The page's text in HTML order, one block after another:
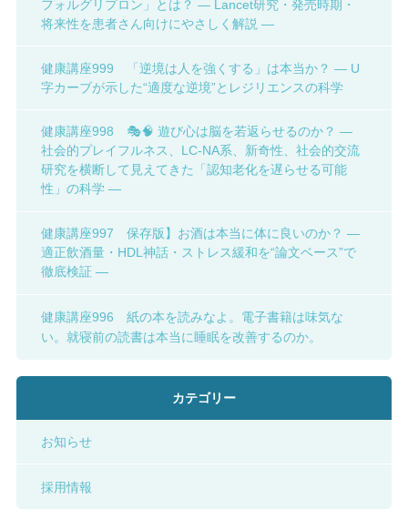
フォルグリプロン」とは？ ― Lancet研究・発売時期・
将来性を患者さん向けにやさしく解説 ―
健康講座999 「逆境は人を強くする」は本当か？ ― U
字カーブが示した“適度な逆境”とレジリエンスの科学
健康講座998 🎭🧠 遊び心は脳を若返らせるのか？ ―
社会的プレイフルネス、LC-NA系、新奇性、社会的交流
研究を横断して見えてきた「認知老化を遅らせる可能
性」の科学 ―
健康講座997 保存版】お酒は本当に体に良いのか？ ―
適正飲酒量・HDL神話・ストレス緩和を“論文ベース”で
徹底検証 ―
健康講座996 紙の本を読みなよ。電子書籍は味気な
い。就寝前の読書は本当に睡眠を改善するのか。
カテゴリー
お知らせ
採用情報